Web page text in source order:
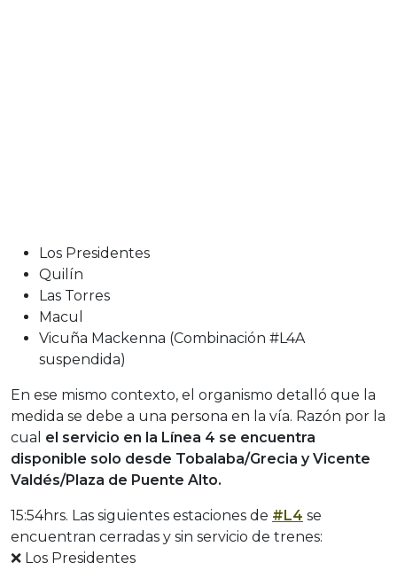
Los Presidentes
Quilín
Las Torres
Macul
Vicuña Mackenna (Combinación #L4A
suspendida)
En ese mismo contexto, el organismo detalló que la
medida se debe a una persona en la vía. Razón por la
cual el servicio en la Línea 4 se encuentra
disponible solo desde Tobalaba/Grecia y Vicente
Valdés/Plaza de Puente Alto.
15:54hrs. Las siguientes estaciones de #L4 se
encuentran cerradas y sin servicio de trenes:
❌ Los Presidentes